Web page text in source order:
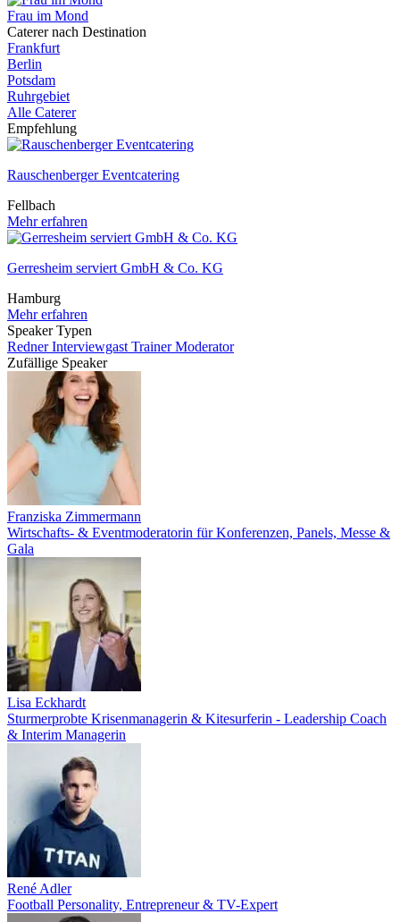
Frau im Mond
Caterer nach Destination
Frankfurt
Berlin
Potsdam
Ruhrgebiet
Alle Caterer
Empfehlung
Rauschenberger Eventcatering
Fellbach
Mehr erfahren
Gerresheim serviert GmbH & Co. KG
Hamburg
Mehr erfahren
Speaker Typen
RednerInterviewgast TrainerModerator
Zufällige Speaker
Franziska Zimmermann
Wirtschafts- & Eventmoderatorin für Konferenzen, Panels, Messe &
Gala
Lisa Eckhardt
Sturmerprobte Krisenmanagerin & Kitesurferin - Leadership Coach
& Interim Managerin
René Adler
Football Personality, Entrepreneur & TV-Expert